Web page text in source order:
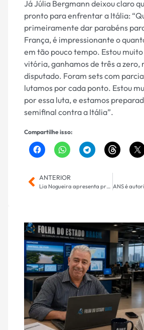
Já Júlia Bergmann deixou claro
pronto para enfrentar a Itália:
primeiramente dar parabéns
França, é impressionante o
em tão pouco tempo. Estou
vitória, ganhamos de três a zero,
disputado. Foram sets com
lutamos por cada ponto. Estou
por essa luta, e estamos
semifinal contra a Itália”.
Compartilhe isso:
ANTERIOR
Lia Nogueira apresenta projeto de lei para homenagear médicos